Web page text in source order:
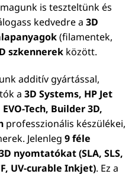
is teszteltünk és
kedvedre a 3D
(filamentek,
szkennerek között.
additív gyártással,
a 3D Systems, HP Jet
Tech, Builder 3D,
professzionális készülékei,
Jelenleg 9 féle
nyomtatókat (SLA, SLS,
UV-curable Inkjet). Ez a